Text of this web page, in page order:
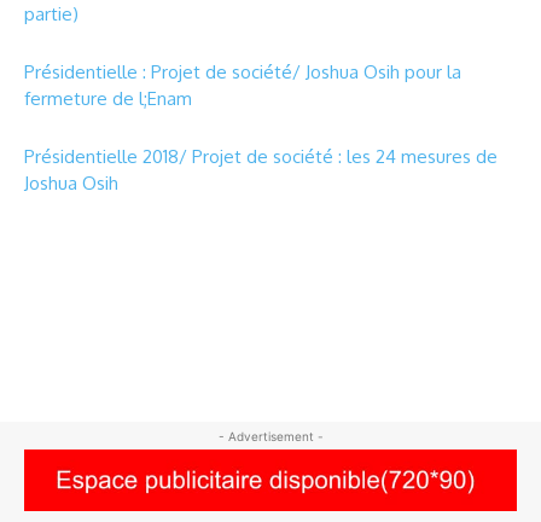
partie)
Présidentielle : Projet de société/ Joshua Osih pour la
fermeture de l;Enam
Présidentielle 2018/ Projet de société : les 24 mesures de
Joshua Osih
- Advertisement -